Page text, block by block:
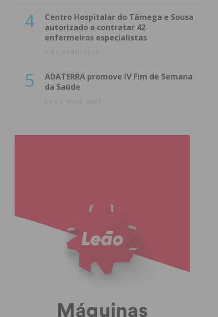
4
Centro Hospitalar do Tâmega e Sousa
autorizado a contratar 42
enfermeiros especialistas
8 DE ABRIL 2022
5
ADATERRA promove IV Fim de Semana
da Saúde
21 DE MAIO 2021